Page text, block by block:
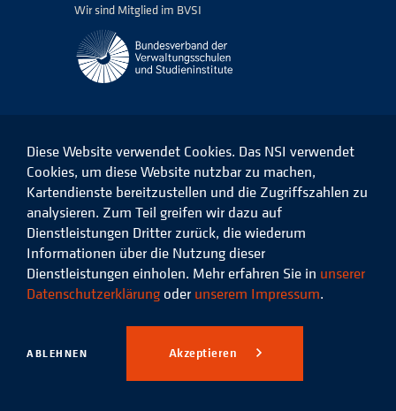
Wir sind Mitglied im BVSI
Das
NSI
Facebook
Das
NSI
auf
LinkedIn
Das
NSI
auf
Instagram
Das
Xing
© 2026 Niedersächsisches
Studieninstitut für kommunale
Verwaltung e.V.
Datenschutz Impressum
Diese Website verwendet Cookies. Das NSI verwendet
Cookies, um diese Website nutzbar zu machen,
Kartendienste bereitzustellen und die Zugriffszahlen zu
analysieren. Zum Teil greifen wir dazu auf
Dienstleistungen Dritter zurück, die wiederum
Informationen über die Nutzung dieser
Dienstleistungen einholen. Mehr erfahren Sie in unserer
Datenschutzerklärung oder unserem Impressum.
ABLEHNEN Akzeptieren